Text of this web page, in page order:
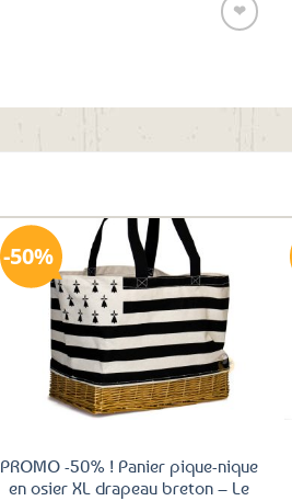
❤
aux
50%
Ajouter
aux
favoris
PROMO -50% ! Panier pique-nique
en osier XL drapeau breton – Le